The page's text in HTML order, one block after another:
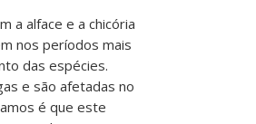
a alface e a chicória
nos períodos mais
das espécies.
e são afetadas no
é que este